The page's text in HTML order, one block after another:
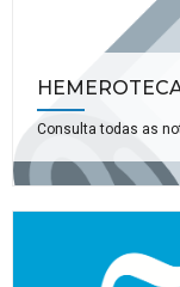
Consulta todas as